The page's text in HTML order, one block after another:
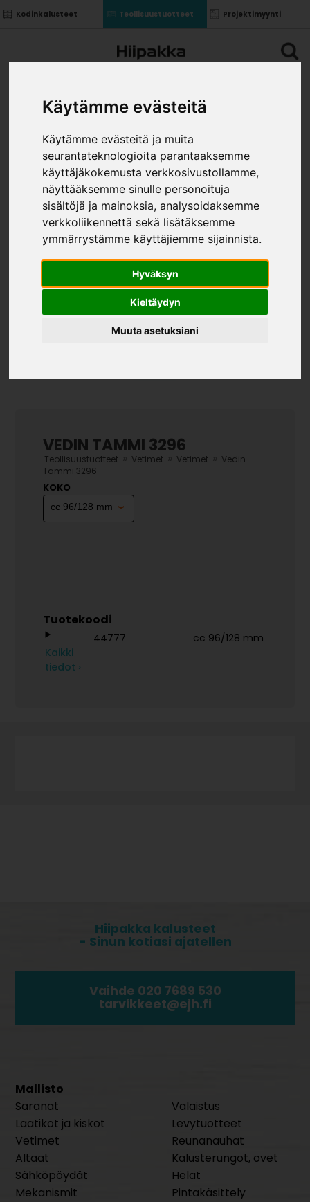
Käytämme evästeitä
Käytämme evästeitä ja muita
seurantateknologioita parantaaksemme
käyttäjäkokemusta verkkosivustollamme,
näyttääksemme sinulle personoituja
sisältöjä ja mainoksia, analysoidaksemme
verkkoliikennettä sekä lisätäksemme
ymmärrystämme käyttäjiemme sijainnista.
Hyväksyn
Kieltäydyn
Muuta asetuksiani
Kodinkalusteet Teollisuustuotteet Projektimyynti
VEDIN TAMMI 3296
Teollisuustuotteet Vetimet Vetimet
Vedin
Tammi 3296
KOKO
Tuotekoodi
44777
cc 96/128 mm
Kaikki
tiedot ›
Hiipakka kalusteet
- Sinun kotiasi ajatellen
Vaihde 020 7689 530
tarvikkeet@ejh.fi
Mallisto
Saranat
Laatikot ja kiskot
Vetimet
Altaat
Sähköpöydät
Mekanismit
Valaistus
Levytuotteet
Reunanauhat
Kalusterungot, ovet
Helat
Pintakäsittely